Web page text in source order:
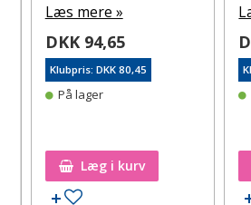
Læs mere »
DKK 94,65
Klubpris: DKK 80,45
På lager
Læg i kurv
Tilføj til ønskeseddel